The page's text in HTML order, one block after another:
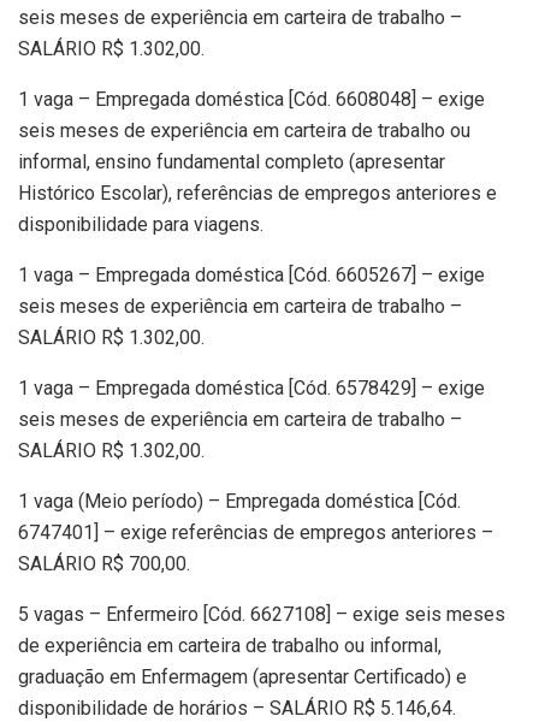
seis meses de experiência em carteira de trabalho –
SALÁRIO R$ 1.302,00.
1 vaga – Empregada doméstica [Cód. 6608048] – exige
seis meses de experiência em carteira de trabalho ou
informal, ensino fundamental completo (apresentar
Histórico Escolar), referências de empregos anteriores e
disponibilidade para viagens.
1 vaga – Empregada doméstica [Cód. 6605267] – exige
seis meses de experiência em carteira de trabalho –
SALÁRIO R$ 1.302,00.
1 vaga – Empregada doméstica [Cód. 6578429] – exige
seis meses de experiência em carteira de trabalho –
SALÁRIO R$ 1.302,00.
1 vaga (Meio período) – Empregada doméstica [Cód.
6747401] – exige referências de empregos anteriores –
SALÁRIO R$ 700,00.
5 vagas – Enfermeiro [Cód. 6627108] – exige seis meses
de experiência em carteira de trabalho ou informal,
graduação em Enfermagem (apresentar Certificado) e
disponibilidade de horários – SALÁRIO R$ 5.146,64.